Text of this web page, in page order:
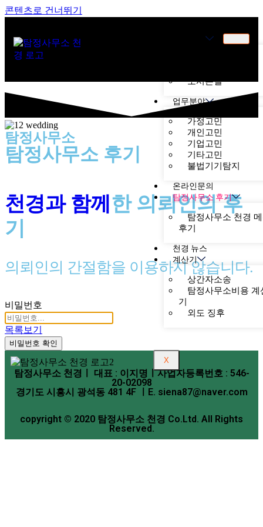
콘텐츠로 건너뛰기
오시는길
업무분야
가정고민
개인고민
기업고민
기타고민
불법기기탐지
온라인문의
탐정사무소 후기
탐정사무소 천경
후기
천경 뉴스
계산기
상간자소송
탐정사무소비용 계
기
외도 징후
X
탐정사무소
탐정사무소 후기
천경과 함께 한 의뢰인의 후
기
의뢰인의 간절함을 이용하지 않습니다.
비밀번호
목록보기
비밀번호 확인
탐정사무소 천경ㅣ 대표 : 이지명ㅣ사업자등록번호 : 546-
20-02098
경기도 시흥시 광석동 481 4F ㅣE. siena87@naver.com
copyright © 2020 탐정사무소 천경 Co.Ltd. All Rights
Reserved.